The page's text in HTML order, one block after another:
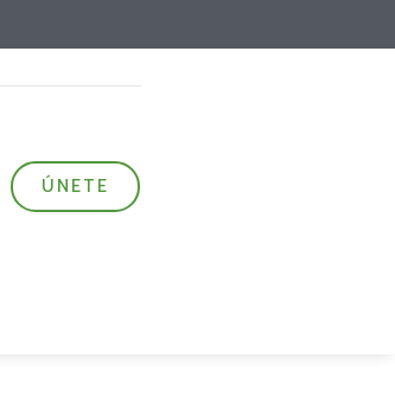
ÚNETE